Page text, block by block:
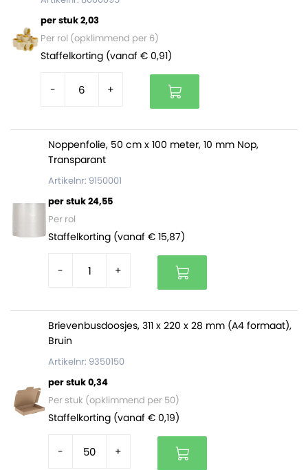
Bieden een zeer goede bescherming.
Worden vaak gebruikt tijdens verhuizing, opslag
en transport.
Zijn licht in gewicht, soepel en zeer beschermend
Zijn gemakkelijk te bevestigen met tape, maar
klemmen zichzelf ook vast.
worden.
per stuk 2,03
Per rol (opklimmend per 6)
Staffelkorting (vanaf € 0,91)
- +
Noppenfolie, 50 cm x 100 meter, 10 mm Nop,
Transparant
Artikelnr: 9150001
per stuk 24,55
Per rol
Staffelkorting (vanaf € 15,87)
- +
Brievenbusdoosjes, 311 x 220 x 28 mm (A4 formaat),
Bruin
Artikelnr: 9350150
per stuk 0,34
Per stuk (opklimmend per 50)
Staffelkorting (vanaf € 0,19)
- +